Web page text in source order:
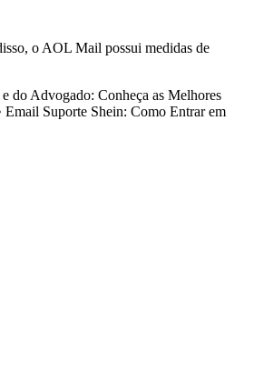
o AOL Mail possui medidas de
do Advogado: Conheça as Melhores
Email Suporte Shein: Como Entrar em